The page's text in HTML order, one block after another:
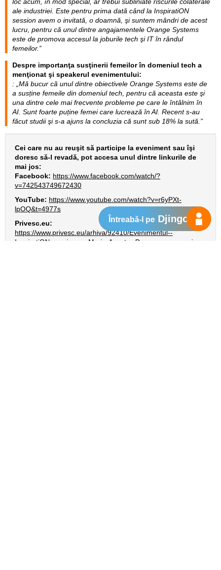
ale industriei. Este pentru prima dată când la InspiratiON
session avem o invitată, o doamnă, şi suntem mândri de acest
lucru, pentru că unul dintre angajamentele Orange Systems
este de promova accesul la joburile tech şi IT în rândul
femeilor.”
Despre importanţa susţinerii femeilor în domeniul tech a
menţionat şi speakerul evenimentului:
: „Mă bucur că unul dintre obiectivele Orange Systems este de
a susține femeile din domeniul tech, pentru că aceasta este şi
una dintre cele mai frecvente probleme pe care le întâlnim în
AI. Sunt foarte puține femei care lucrează în AI. Recent s-au
făcut studii şi s-a ajuns la concluzia că sunt sub 18% la sută.”
Cei care nu au reuşit să participe la eveniment sau îşi
doresc să-l revadă, pot accesa unul dintre linkurile de
mai jos:
Facebook: https://www.facebook.com/watch/?
v=742543749672430
YouTube: https://www.youtube.com/watch?v=r6yPXt-
lpOQ&t=4977s
Privesc.eu:
https://www.privesc.eu/arhiva/92410/Evenimentul--
InspiratiON-session-cu-Maria-Axente--De-ce-avem-nevoie-
Întreabă-l peDjingo